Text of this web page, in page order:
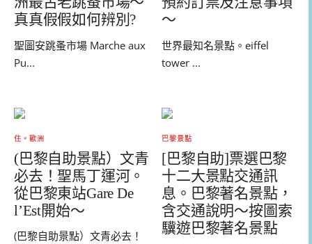
真真假假如何辨別?
聖圖安跳蚤市場 Marche aux
Pu...
～
世界最知名景點。eiffel
tower ...
住。歐洲
(巴黎自助景點）文青
必去！聖馬丁運河。
從巴黎東站Gare De
l’Est開始～
(巴黎自助景點）文青必去！
巴黎景點
[巴黎自助]票選巴黎
十二大景點交通訊
息。巴黎著名景點，
含交通說明～按圖索
驥遊巴黎著名景點